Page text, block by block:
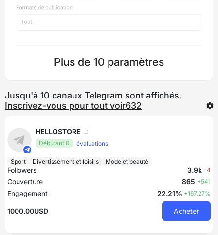
Plus de 10 paramètres
Jusqu'à 10 canaux Telegram sont affichés.
Inscrivez-vous pour tout voir632
HELLOSTORE
Débutant 0 évaluations
Sport Divertissement et loisirs Mode et beauté
Followers 3.9k -4
Couverture 865 +541
Engagement 22.21% +167.27%
1000.00USD Acheter